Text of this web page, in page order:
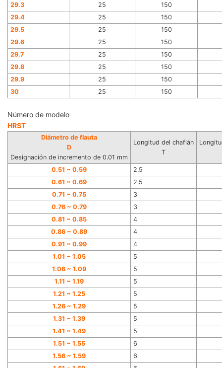
29.3
25
150
29.4
25
150
29.5
25
150
29.6
25
150
29.7
25
150
29.8
25
150
29.9
25
150
30
25 150
Número de modelo
HRST
Diámetro de flauta
D
Designación de incremento de 0.01 mm
Longitud del chaflán
T
0.51 ~ 0.59
2.5
0.61 ~ 0.69
2.5
0.71 ~ 0.75
3
0.76 ~ 0.79
3
0.81 ~ 0.85
4
0.86 ~ 0.89
4
0.91 ~ 0.99
4
1.01 ~ 1.05
5
1.06 ~ 1.09
5
1.11 ~ 1.19
5
1.21 ~ 1.25
5
1.26 ~ 1.29
5
1.31 ~ 1.39
5
1.41 ~ 1.49
5
1.51 ~ 1.55
6
1.56 ~ 1.59
6